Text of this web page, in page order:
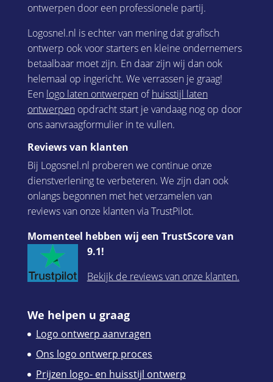
ontwerpen door een professionele partij.
Logosnel.nl is echter van mening dat grafisch
ontwerp ook voor starters en kleine ondernemers
betaalbaar moet zijn. En daar zijn wij dan ook
helemaal op ingericht. We verrassen je graag!
Een logo laten ontwerpenofhuisstijl laten
ontwerpenopdracht start je vandaag nog op door
ons aanvraagformulier in te vullen.
Reviews van klanten
Bij Logosnel.nl proberen we continue onze
dienstverlening te verbeteren. We zijn dan ook
onlangs begonnen met het verzamelen van
reviews van onze klanten via TrustPilot.
Momenteel hebben wij een TrustScore van
9.1!
Bekijk de reviews van onze klanten.
We helpen u graag
Logo ontwerp aanvragen
Ons logo ontwerp proces
Prijzen logo- en huisstijl ontwerp